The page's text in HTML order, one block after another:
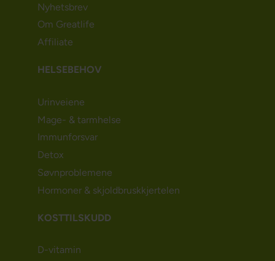
Nyhetsbrev
Om Greatlife
Affiliate
HELSEBEHOV
Urinveiene
Mage- & tarmhelse
Immunforsvar
Detox
Søvnproblemene
Hormoner & skjoldbruskkjertelen
KOSTTILSKUDD
D-vitamin